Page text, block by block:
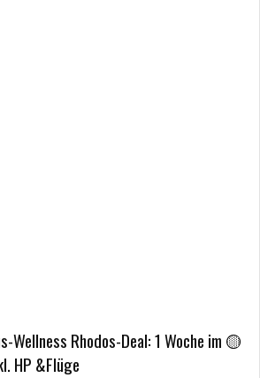
Wellness Rhodos-Deal: 1 Woche im 🟡
HP &Flüge